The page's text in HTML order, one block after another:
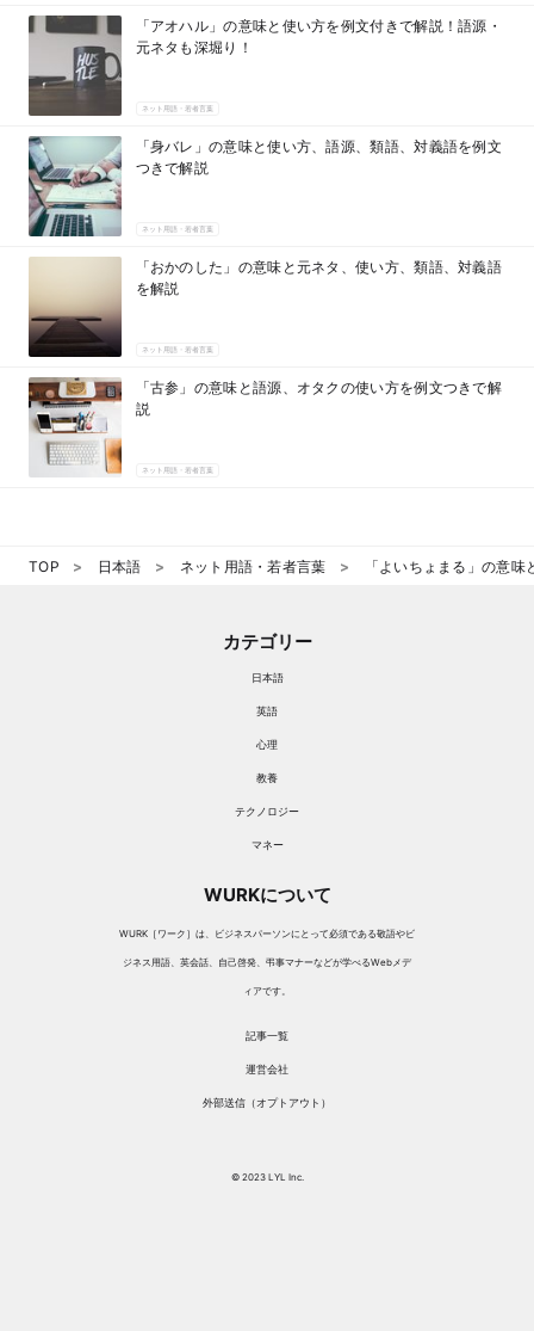
「アオハル」の意味と使い方を例文付きで解説！語源・
元ネタも深堀り！
ネット用語・若者言葉
「身バレ」の意味と使い方、語源、類語、対義語を例文
つきで解説
ネット用語・若者言葉
「おかのした」の意味と元ネタ、使い方、類語、対義語
を解説
ネット用語・若者言葉
「古参」の意味と語源、オタクの使い方を例文つきで解
説
ネット用語・若者言葉
TOP 日本語 ネット用語・若者言葉 「よいちょまる」の意
カテゴリー
日本語
英語
心理
教養
テクノロジー
マネー
WURKについて
WURK［ワーク］は、ビジネスパーソンにとって必須である敬語やビ
ジネス用語、英会話、自己啓発、弔事マナーなどが学べるWebメデ
ィアです。
記事一覧
運営会社
外部送信（オプトアウト）
© 2023 LYL Inc.